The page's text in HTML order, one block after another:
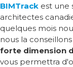
BIMTrack est une
architectes
quelques mois
nous la
forte dimension
vous permettra